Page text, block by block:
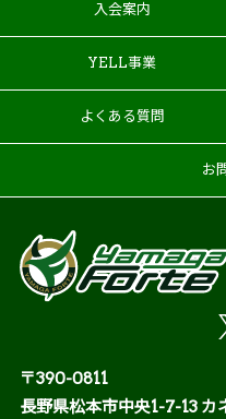
入会案内
YELL事業
よくある質問
お
〒390-0811
長野県松本市中央1-7-13 カ